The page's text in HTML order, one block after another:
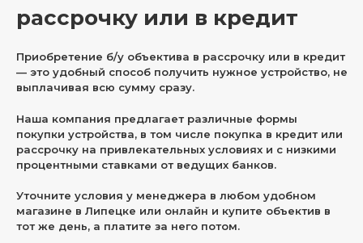
рассрочку или в кредит
Приобретение б/у объектива в рассрочку или в кредит
— это удобный способ получить нужное устройство, не
выплачивая всю сумму сразу.
Наша компания предлагает различные формы
покупки устройства, в том числе покупка в кредит или
рассрочку на привлекательных условиях и с низкими
процентными ставками от ведущих банков.
Уточните условия у менеджера в любом удобном
магазине в Липецке или онлайн и купите объектив в
тот же день, а платите за него потом.